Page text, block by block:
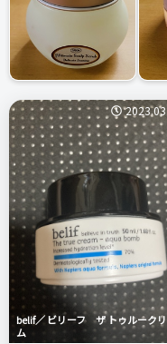
belif／ ビリーフ ザ トゥルーク
ム